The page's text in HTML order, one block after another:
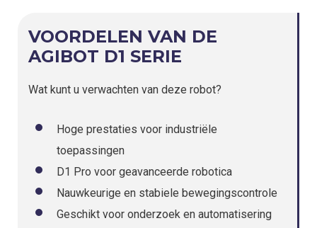
VOORDELEN VAN DE
AGIBOT D1 SERIE
Wat kunt u verwachten van deze robot?
Hoge prestaties voor industriële
toepassingen
D1 Pro voor geavanceerde robotica
Nauwkeurige en stabiele bewegingscontrole
Geschikt voor onderzoek en automatisering